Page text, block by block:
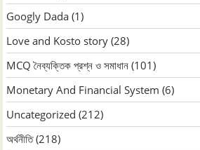
Googly Dada (1)
Love and Kosto story (28)
MCQ নৈব্যক্তিক প্রশ্ন ও সমাধান (101)
Monetary And Financial System (6)
Uncategorized (212)
অর্থনীতি(218)